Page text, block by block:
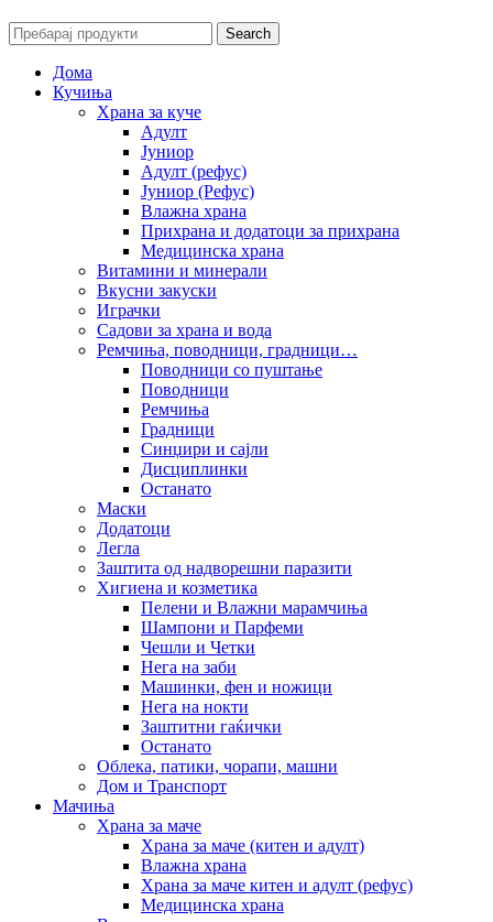
Search
Дома
Кучиња
Храна за куче
Адулт
Јуниор
Адулт (рефус)
Јуниор (Рефус)
Влажна храна
Прихрана и додатоци за прихрана
Медицинска храна
Витамини и минерали
Вкусни закуски
Играчки
Садови за храна и вода
Ремчиња, поводници, градници…
Поводници со пуштање
Поводници
Ремчиња
Градници
Синџири и сајли
Дисциплинки
Останато
Маски
Додатоци
Легла
Заштита од надворешни паразити
Хигиена и козметика
Пелени и Влажни марамчиња
Шампони и Парфеми
Чешли и Четки
Нега на заби
Машинки, фен и ножици
Нега на нокти
Заштитни гаќички
Останато
Облека, патики, чорапи, машни
Дом и Транспорт
Мачиња
Храна за маче
Храна за маче (китен и адулт)
Влажна храна
Храна за маче китен и адулт (рефус)
Медицинска храна